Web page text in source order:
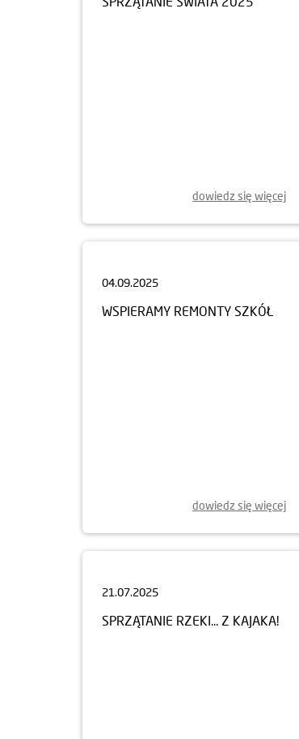
dowiedz się więcej
WSPIERAMY REMONTY SZKÓŁ
dowiedz się więcej
SPRZĄTANIE RZEKI... Z KAJAKA!